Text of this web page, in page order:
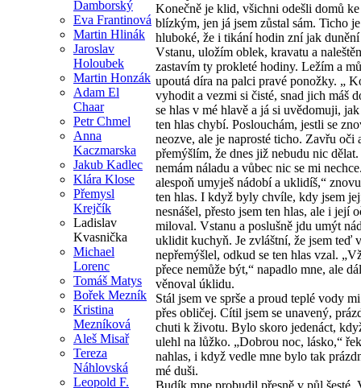
Damborský
Eva Frantinová
Martin Hlinák
Jaroslav
Holoubek
Martin Honzák
Adam El
Chaar
Petr Chmel
Anna
Kaczmarska
Jakub Kadlec
Klára Klose
Přemysl
Krejčík
Ladislav
Kvasnička
Michael
Lorenc
Tomáš Matys
Bořek Mezník
Kristina
Mezníková
Aleš Misař
Tereza
Náhlovská
Leopold F.
Konečně je klid, všichni odešli domů
blízkým, jen já jsem zůstal sám. Ticho
hluboké, že i tikání hodin zní jak
Vstanu, uložím oblek, kravatu a
zastavím ty prokleté hodiny. Ležím a
upoutá díra na palci pravé ponožky. „
vyhodit a vezmi si čisté, snad jich máš
se hlas v mé hlavě a já si uvědomuji,
ten hlas chybí. Poslouchám, jestli se
neozve, ale je naprosté ticho. Zavřu oči
přemýšlím, že dnes již nebudu nic dělat.
nemám náladu a vůbec nic se mi
alespoň umyješ nádobí a uklidíš,“
ten hlas. I když byly chvíle, kdy jsem
nesnášel, přesto jsem ten hlas, ale i její
miloval. Vstanu a poslušně jdu umýt
uklidit kuchyň. Je zvláštní, že jsem teď
nepřemýšlel, odkud se ten hlas vzal.
přece nemůže být,“ napadlo mne, ale
věnoval úklidu.
Stál jsem ve sprše a proud teplé vody
přes obličej. Cítil jsem se unavený,
chuti k životu. Bylo skoro jedenáct,
ulehl na lůžko. „Dobrou noc, lásko,“
nahlas, i když vedle mne bylo tak
mé duši.